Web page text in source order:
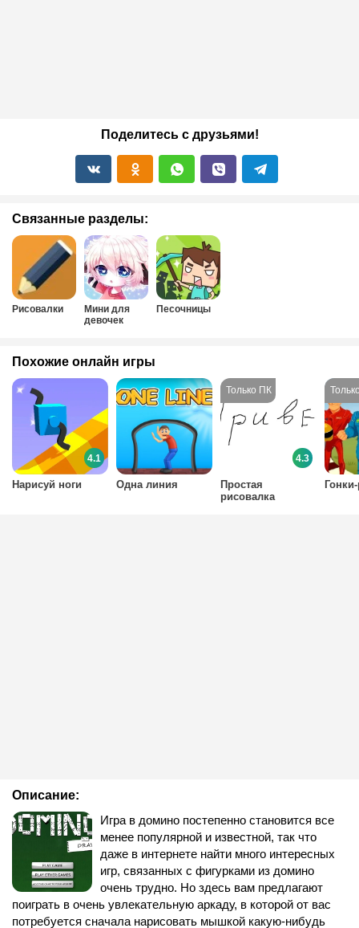
Поделитесь с друзьями!
Связанные разделы:
Рисовалки
Мини для
девочек
Песочницы
Описание:
Игра в домино постепенно становится все
менее популярной и известной, так что
даже в интернете найти много интересных
игр, связанных с фигурками из домино
очень трудно. Но здесь вам предлагают
поиграть в очень увлекательную аркаду, в которой от вас
потребуется сначала нарисовать мышкой какую-нибудь
Похожие онлайн игры
Простая
рисовалка
4.3
Нарисуй ноги
4.1
Одна линия